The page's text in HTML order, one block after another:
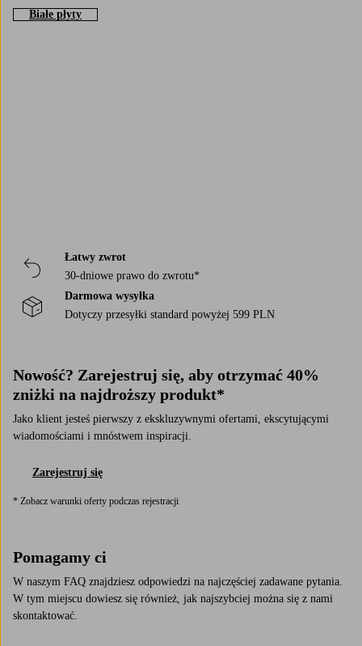
Białe płyty
Łatwy zwrot
30-dniowe prawo do zwrotu*
Darmowa wysyłka
Dotyczy przesyłki standard powyżej 599 PLN
Nowość? Zarejestruj się, aby otrzymać 40%
zniżki na najdroższy produkt*
Jako klient jesteś pierwszy z ekskluzywnymi ofertami, ekscytującymi
wiadomościami i mnóstwem inspiracji.
Zarejestruj się
* Zobacz warunki oferty podczas rejestracji
Pomagamy ci
W naszym FAQ znajdziesz odpowiedzi na najczęściej zadawane pytania.
W tym miejscu dowiesz się również, jak najszybciej można się z nami
skontaktować.